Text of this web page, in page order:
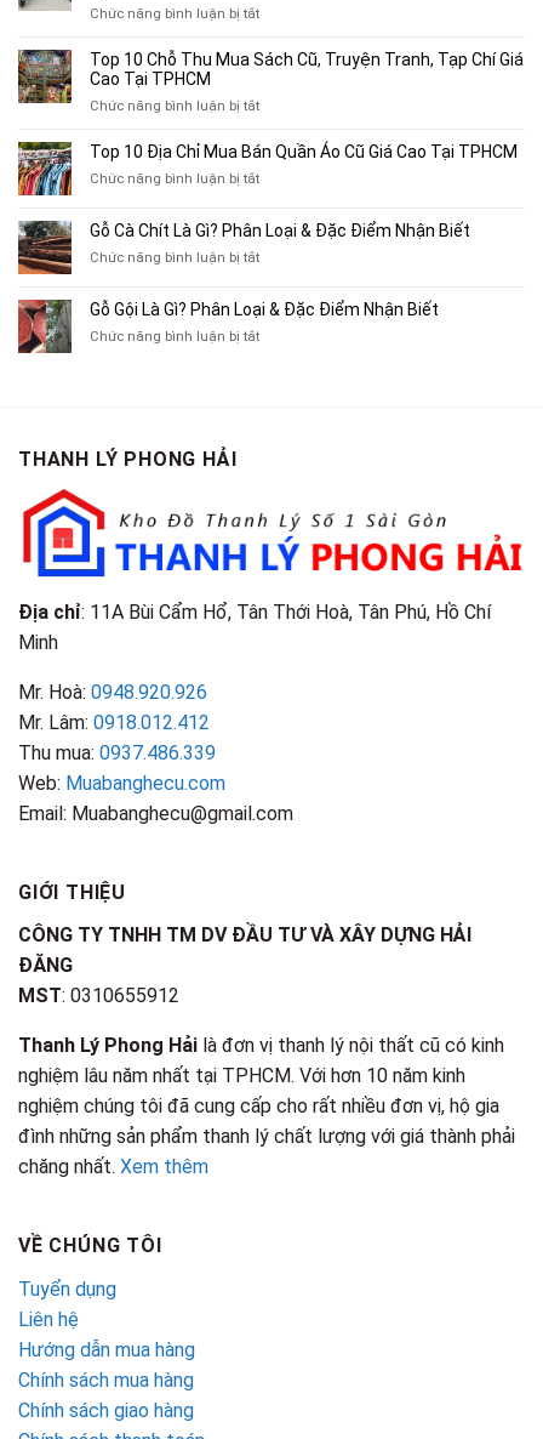
Chức năng bình luận bị tắtở
4
Bán
Xe
Cũ,
Xe
Cũ
TP.HCM
Top 10 Chỗ Thu Mua Sách Cũ, Truyện Tranh, Tạp Chí Giá
Cao Tại TPHCM
Chức năng bình luận bị tắtở
10
Thu
Sách
Tạp
Chí
Top 10 Địa Chỉ Mua Bán Quần Áo Cũ Giá Cao Tại TPHCM
Chức năng bình luận bị tắtở
Địa
Chỉ
Bán
Áo
Gỗ Cà Chít Là Gì? Phân Loại & Đặc Điểm Nhận Biết
Chức năng bình luận bị tắtở
Chít
Là
Gỗ Gội Là Gì? Phân Loại & Đặc Điểm Nhận Biết
Chức năng bình luận bị tắtở
Điểm
Nhận
Biết
THANH LÝ PHONG HẢI
Địa chỉ: 11A Bùi Cẩm Hổ, Tân Thới Hoà, Tân Phú, Hồ Chí
Minh
Mr. Hoà: 0948.920.926
Mr. Lâm: 0918.012.412
Thu mua: 0937.486.339
Web: Muabanghecu.com
Email: Muabanghecu@gmail.com
GIỚI THIỆU
CÔNG TY TNHH TM DV ĐẦU TƯ VÀ XÂY DỰNG HẢI
ĐĂNG
MST: 0310655912
Thanh Lý Phong Hải là đơn vị thanh lý nội thất cũ có kinh
nghiệm lâu năm nhất tại TPHCM. Với hơn 10 năm kinh
nghiệm chúng tôi đã cung cấp cho rất nhiều đơn vị, hộ gia
đình những sản phẩm thanh lý chất lượng với giá thành phải
chăng nhất. Xem thêm
VỀ CHÚNG TÔI
Tuyển dụng
Liên hệ
Hướng dẫn mua hàng
Chính sách mua hàng
Chính sách giao hàng